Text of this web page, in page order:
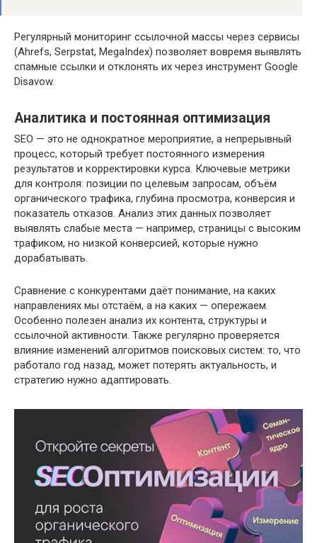
Регулярный мониторинг ссылочной массы через сервисы
(Ahrefs, Serpstat, MegaIndex) позволяет вовремя выявлять
спамные ссылки и отклонять их через инструмент Google
Disavow.
Аналитика и постоянная оптимизация
SEO — это не однократное мероприятие, а непрерывный
процесс, который требует постоянного измерения
результатов и корректировки курса. Ключевые метрики
для контроля: позиции по целевым запросам, объём
органического трафика, глубина просмотра, конверсия и
показатель отказов. Анализ этих данных позволяет
выявлять слабые места — например, страницы с высоким
трафиком, но низкой конверсией, которые нужно
дорабатывать.
Сравнение с конкурентами даёт понимание, на каких
направлениях мы отстаём, а на каких — опережаем.
Особенно полезен анализ их контента, структуры и
ссылочной активности. Также регулярно проверяется
влияние изменений алгоритмов поисковых систем: то, что
работало год назад, может потерять актуальность, и
стратегию нужно адаптировать.